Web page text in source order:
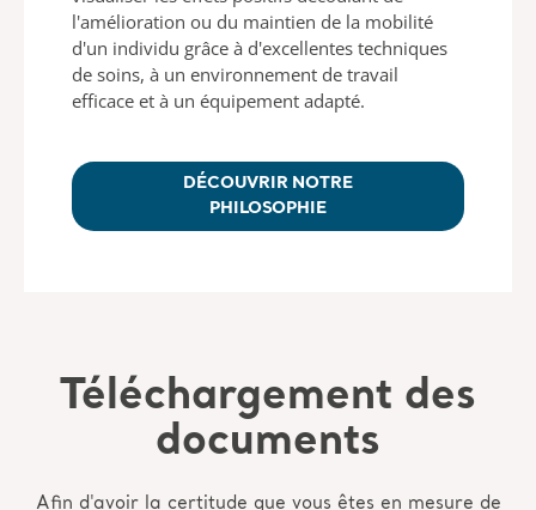
l'amélioration ou du maintien de la mobilité
d'un individu grâce à d'excellentes techniques
de soins, à un environnement de travail
efficace et à un équipement adapté.
DÉCOUVRIR NOTRE
PHILOSOPHIE
Téléchargement des
documents
Afin d'avoir la certitude que vous êtes en mesure de